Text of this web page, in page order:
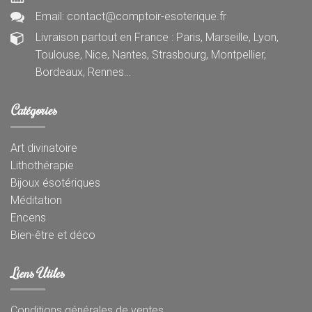
Email: contact@comptoir-esoterique.fr
Livraison partout en France : Paris, Marseille, Lyon,
Toulouse, Nice, Nantes, Strasbourg, Montpellier,
Bordeaux, Rennes…
Catégories
Art divinatoire
Lithothérapie
Bijoux ésotériques
Méditation
Encens
Bien-être et déco
Liens Utiles